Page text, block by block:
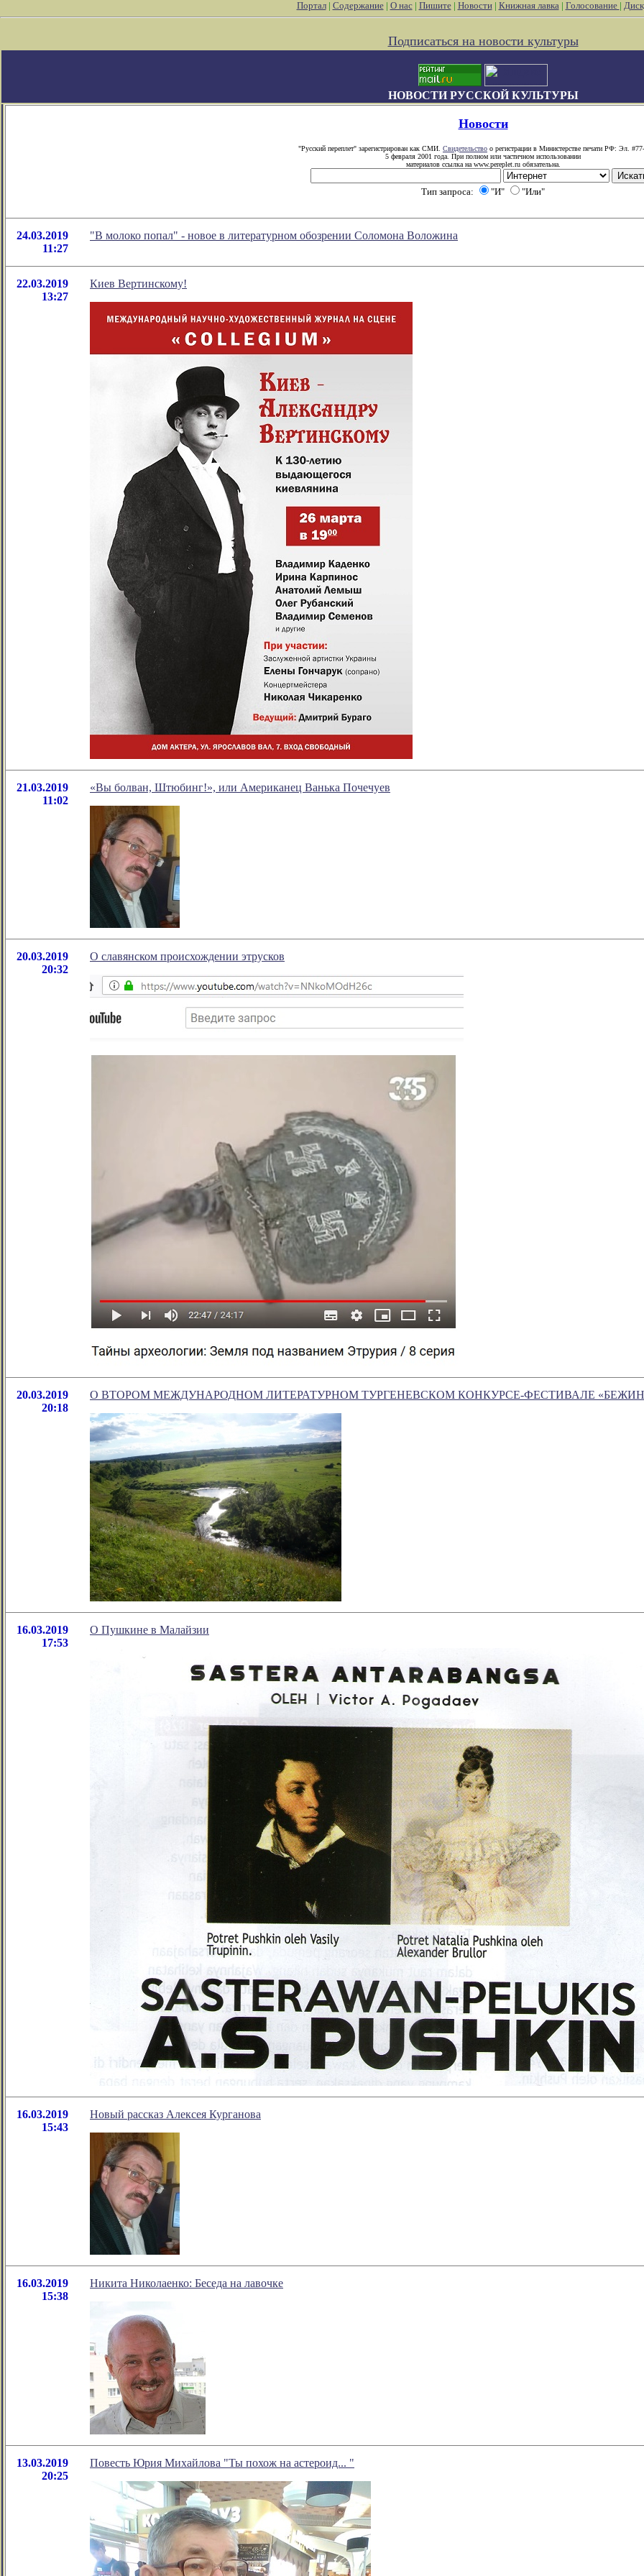
Портал| Содержание| О нас| Пишите| Новости| Книжная лавка| Голосование |
Подписаться на новости культуры
НОВОСТИ РУССКОЙ КУЛЬТУРЫ
Новости
"Русский переплет" зарегистрирован как СМИ. Свидетельство о регистрации в Министерстве печати РФ: Эл.
5 февраля 2001 года. При полном или частичном использовании
материалов ссылка на www.pereplet.ru обязательна.
Тип запроса: "И" "Или"
24.03.2019
11:27
"В молоко попал" - новое в литературном обозрении Соломона Воложина
22.03.2019
13:27
Киев Вертинскому!
21.03.2019
11:02
«Вы болван, Штюбинг!», или Американец Ванька Почечуев
20.03.2019
20:32
О славянском происхождении этрусков
20.03.2019
20:18
О ВТОРОМ МЕЖДУНАРОДНОМ ЛИТЕРАТУРНОМ ТУРГЕНЕВСКОМ КОНКУРСЕ-ФЕСТИВАЛЕ «БЕЖИН
16.03.2019
17:53
О Пушкине в Малайзии
16.03.2019
15:43
Новый рассказ Алексея Курганова
16.03.2019
15:38
Никита Николаенко: Беседа на лавочке
13.03.2019
20:25
Повесть Юрия Михайлова "Ты похож на астероид... "